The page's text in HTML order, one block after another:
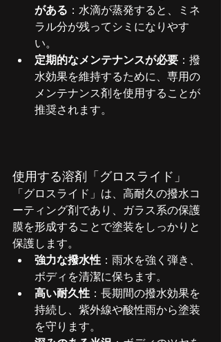
がある ：水滴が蒸発すると、ミネ
ラル分が残ってシミになりやす
い。
定期的なメンテナンスが必要 ：撥
水効果を維持するために、専用の
メンテナンス剤を使用することが
推奨されます。
使用する溶剤「グロスライド」
「グロスライド」は、高耐久の撥水コ
ーティング剤であり、ガラス系の保護
膜を形成することで塗装をしっかりと
保護します。
強力な撥水性 ：雨水を強く弾き、
ボディを清潔に保ちます。
高い耐久性 ：長期間の撥水効果を
持続し、紫外線や酸性雨から塗装
を守ります。